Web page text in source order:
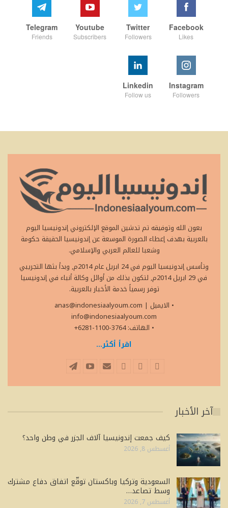
Facebook
Likes
Twitter
Followers
Youtube
Subscribers
Telegram
Friends
Instagram
Followers
Linkedin
Follow us
بعون الله وتوفيقه تم تدشين الموقع الإلكتروني إندونيسيا اليوم
بالعربية بهدف إعطاء الصورة الموسعة عن إندونيسيا الحقيقة حكومة
وشعبا للعالم العربي والإسلامي.
وتأسس إندونيسيا اليوم في 24 ابريل عام 2014م, وبدأ بثها التجريبي
في 29 ابريل 2014م, لتكون بذلك من أوائل وكالة أنباء في إندونيسيا
توفر رسمياً خدمة الأخبار بالعربية.
• الايميل
anas@indonesiaalyoum.com |
info@indonesiaalyoum.com
• الهاتف: 3764-1100-6281+
اقرأ أكثر...
آخر الأخبار
كيف جمعت إندونيسيا آلاف الجزر في وطن واحد؟
أغسطس 8, 2026
السعودية وتركيا وباكستان توقّع اتفاق دفاع مشترك
وسط تصاعد…
أغسطس 7, 2026